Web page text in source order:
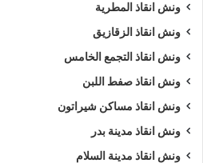
ونش انقاذ المطرية
ونش انقاذ الزقازيق
ونش انقاذ التجمع الخامس
ونش انقاذ صفط اللبن
ونش انقاذ مساكن شيراتون
ونش انقاذ مدينة بدر
ونش انقاذ مدينة السلام